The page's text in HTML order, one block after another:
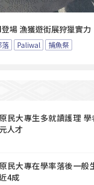
場 漁獲遊街展狩獵實力
Paliwal 捕魚祭
民大專生多就讀護理 學
元人才
民大專在學率落後一般
4成